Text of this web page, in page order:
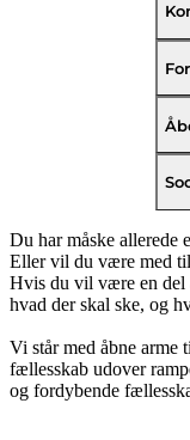
Du har måske allerede
Eller vil du være med til
Hvis du vil være en del
hvad der skal ske, og
Vi står med åbne arme
fællesskab udover
og fordybende